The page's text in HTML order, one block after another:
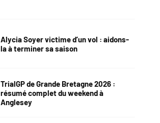
Alycia Soyer victime d’un vol : aidons-
la à terminer sa saison
TrialGP de Grande Bretagne 2026 :
résumé complet du weekend à
Anglesey